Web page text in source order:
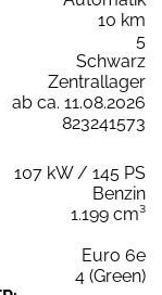
10 km
5
Schwarz
Zentrallager
ab ca. 11.08.2026
823241573
107 kW / 145 PS
Benzin
1.199 cm³
Euro 6e
4 (Green)